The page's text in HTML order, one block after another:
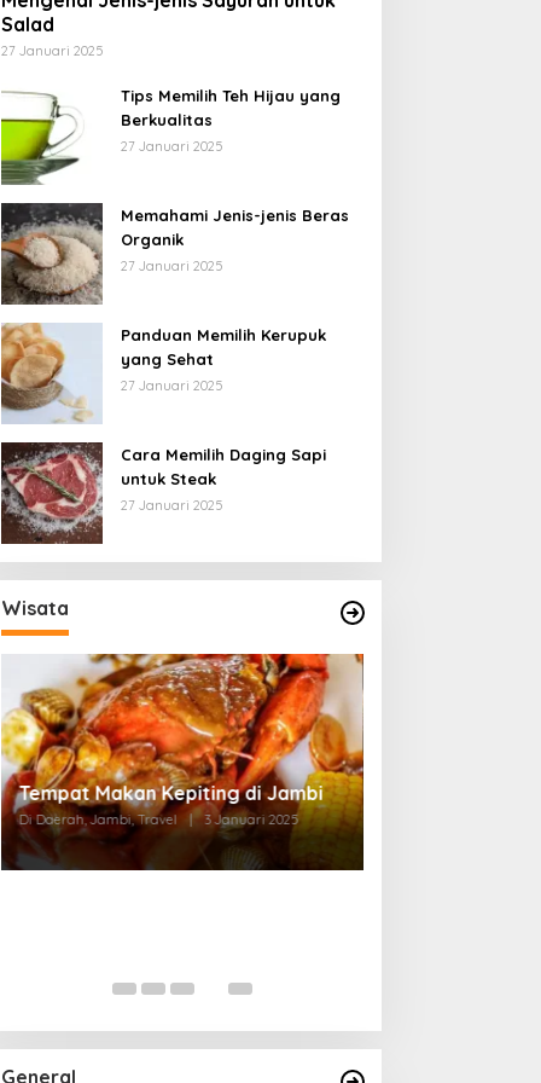
Salad
27 Januari 2025
Tips Memilih Teh Hijau yang
Berkualitas
27 Januari 2025
Memahami Jenis-jenis Beras
Organik
27 Januari 2025
Panduan Memilih Kerupuk
yang Sehat
27 Januari 2025
Cara Memilih Daging Sapi
untuk Steak
27 Januari 2025
Wisata
Tempat Makan di Thehok Jambi
Di Daerah, Jambi, Travel | 3 Januari 2025
General